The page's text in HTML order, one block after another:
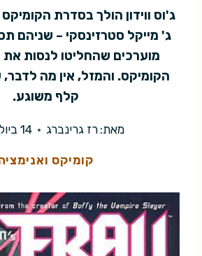
ג'וס ווידון הולך בסדרת
ג' מייקל סטרזינסקי – שניהם
מוערכים שהחליטו לנסות
הקומיקס. והמזל, אין מה
קלף משוגע.
מאת: רז גרינברג 14 ביולי 2001
קומיקס